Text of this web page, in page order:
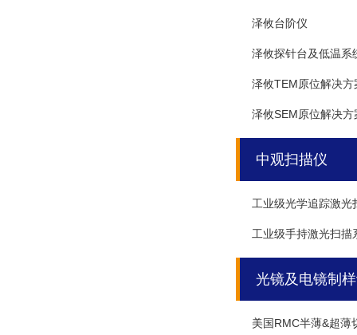
泽攸台阶仪
泽攸探针台及低温系
泽攸TEM原位解决方
泽攸SEM原位解决方
中观扫描仪
工业级光学追踪激光
工业级手持激光扫描
光镜及电镜制
美国RMC半薄&超薄